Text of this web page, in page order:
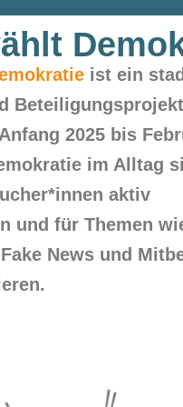
ist ein
2025 bis
im Alltag
aktiv
und für Themen
News und